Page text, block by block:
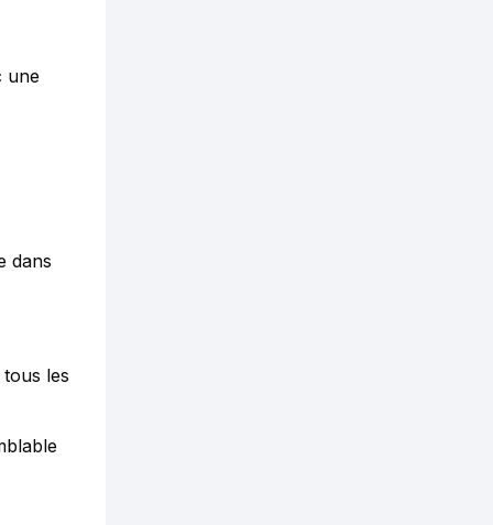
une
dans
les